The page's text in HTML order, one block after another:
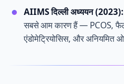
AIIMS दिल्ली अध्ययन (2023):
सबसे आम कारण हैं — PCOS,
एंडोमेट्रियोसिस, और अनियमित